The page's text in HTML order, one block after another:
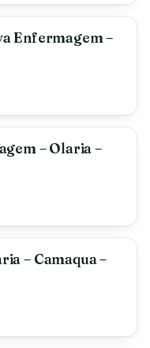
Enfermagem –
– Olaria –
– Camaqua –